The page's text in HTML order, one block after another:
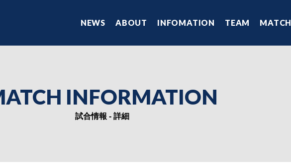
NEWS ABOUT INFOMATION TEAM MATCH
INFORMATION
試合情報 - 詳細